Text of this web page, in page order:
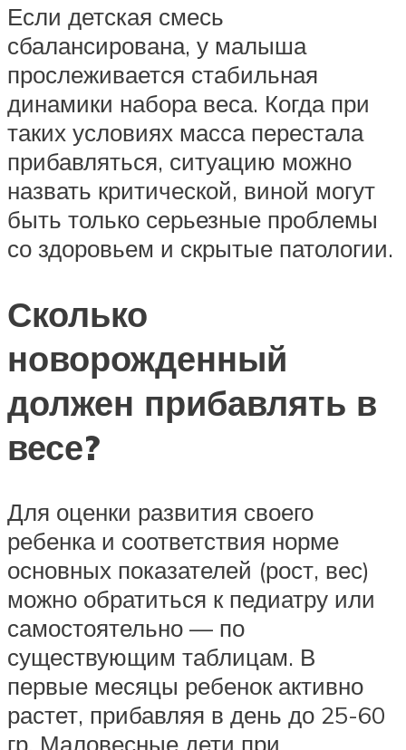
Если детская смесь
сбалансирована, у малыша
прослеживается стабильная
динамики набора веса. Когда при
таких условиях масса перестала
прибавляться, ситуацию можно
назвать критической, виной могут
быть только серьезные проблемы
со здоровьем и скрытые патологии.
Сколько
новорожденный
должен прибавлять в
весе?
Для оценки развития своего
ребенка и соответствия норме
основных показателей (рост, вес)
можно обратиться к педиатру или
самостоятельно — по
существующим таблицам. В
первые месяцы ребенок активно
растет, прибавляя в день до 25-60
гр. Маловесные дети при